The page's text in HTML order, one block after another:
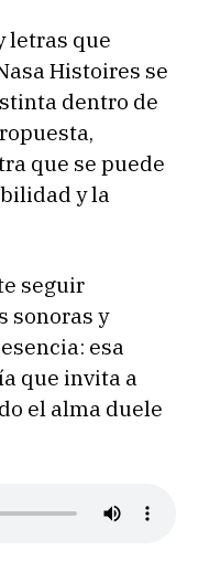
letras que
Histoires se
dentro de
que se puede
y la
seguir
sonoras y
esa
que invita a
el alma duele